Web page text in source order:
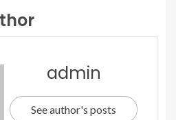
admin
See author's posts